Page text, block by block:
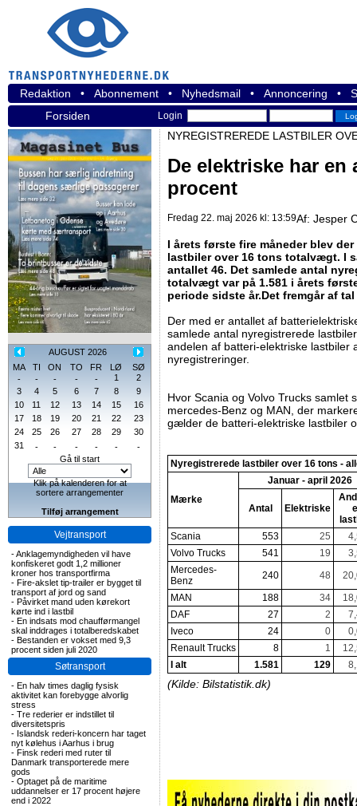
Redaktion • Abonnement • Nyhedsmail • Annoncering •
Forsiden
Login
AUGUST 2026
MA
TI ON TO FR LØ
SØ
-
- - - - 1
2
3
4 5 6 7 8
9
10
11 12 13 14 15
16
17
18 19 20 21 22
23
24
25 26 27 28 29
30
31
- - - - -
-
Gå til start
Klik på kalenderen for at
sortere arrangementer
Tilføj arrangement
Vejtransport
-Anklagemyndigheden vil have
konfiskeret godt 1,2 millioner
kroner hos transportfirma
- Fire-akslet tip-trailer er bygget til
transport af jord og sand
- Påvirket mand uden kørekort
kørte ind i lastbil
- En indsats mod chaufførmangel
skal inddrages i totalberedskabet
- Bestanden er vokset med 9,3
procent siden juli 2020
Søtransport
- En halv times daglig fysisk
aktivitet kan forebygge alvorlig
stress
- Tre rederier er indstillet til
diversitetspris
- Islandsk rederi-koncern har taget
nyt kølehus i Aarhus i brug
- Finsk rederi med ruter til
Danmark transporterede mere
gods
- Optaget på de maritime
uddannelser er 17 procent højere
end i 2022
NYREGISTREREDE LASTBILER
De elektriske har
procent
Fredag 22. maj 2026 kl: 13:59Af: Jesper
I årets første fire måneder blev
lastbiler over 16 tons totalvægt. I
antallet 46. Det samlede antal
totalvægt var på 1.581 i årets
periode sidste år.Det fremgår af
Der med er antallet af
samlede antal nyregistrerede
andelen af batteri-elektriske lastbiler
nyregistreringer.
Hvor Scania og Volvo Trucks samlet
mercedes-Benz og MAN, der
gælder de batteri-elektriske lastbiler
Nyregistrerede lastbiler over 16 tons -
Mærke
Januar - april 2026
Antal Elektriske
Scania
553 25
Volvo Trucks
541 19
Mercedes-
Benz
240 48
MAN
188 34
DAF
27 2
Iveco
24 0
Renault Trucks
8 1
I alt
1.581 129
(Kilde: Bilstatistik.dk)